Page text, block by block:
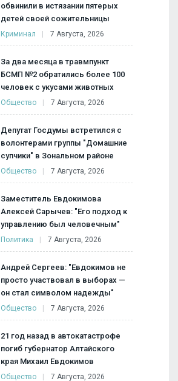
обвинили в истязании пятерых
детей своей сожительницы
Криминал 7 Августа, 2026
За два месяца в травмпункт
БСМП №2 обратились более 100
человек с укусами животных
Общество 7 Августа, 2026
Депутат Госдумы встретился с
волонтерами группы "Домашние
супчики" в Зональном районе
Общество 7 Августа, 2026
Заместитель Евдокимова
Алексей Сарычев: "Его подход к
управлению был человечным"
Политика 7 Августа, 2026
Андрей Сергеев: "Евдокимов не
просто участвовал в выборах —
он стал символом надежды"
Общество 7 Августа, 2026
21 год назад в автокатастрофе
погиб губернатор Алтайского
края Михаил Евдокимов
Общество 7 Августа, 2026